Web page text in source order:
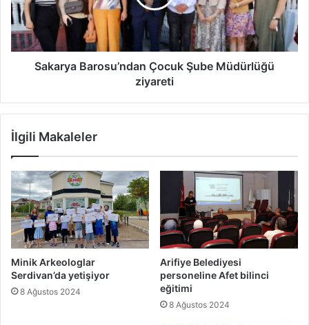
ziyareti
Sakarya Barosu’ndan Çocuk Şube Müdürlüğü
ziyareti
İlgili Makaleler
Minik Arkeologlar
Serdivan’da yetişiyor
8 Ağustos 2024
Arifiye Belediyesi
personeline Afet bilinci
eğitimi
8 Ağustos 2024